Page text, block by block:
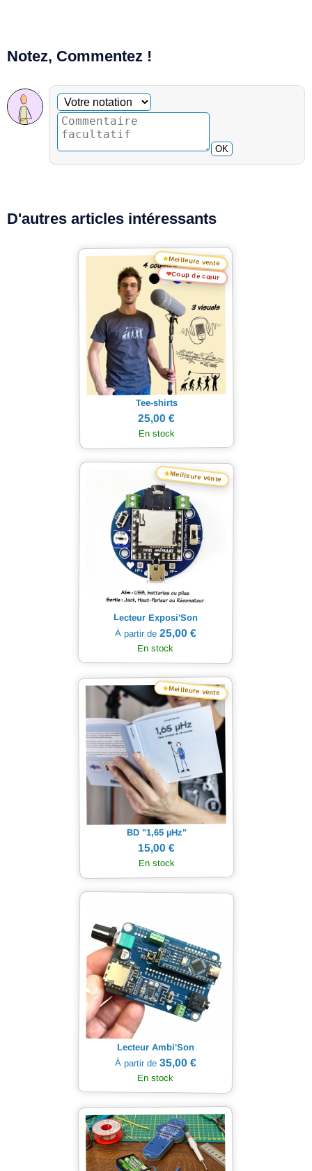
Notez, Commentez !
Commentaire facultatif
Votre notation
OK
D'autres articles intéressants
★Meilleure vente
❤Coup de cœur
Tee-shirts
25,00 €
En stock
★Meilleure vente
Lecteur Exposi'Son
À partir de 25,00 €
En stock
★Meilleure vente
BD "1,65 µHz"
15,00 €
En stock
Lecteur Ambi'Son
À partir de 35,00 €
En stock